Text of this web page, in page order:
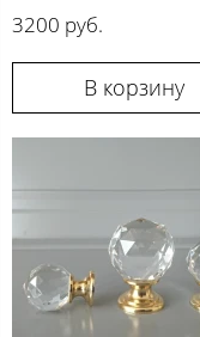
3200 руб.
В корзину